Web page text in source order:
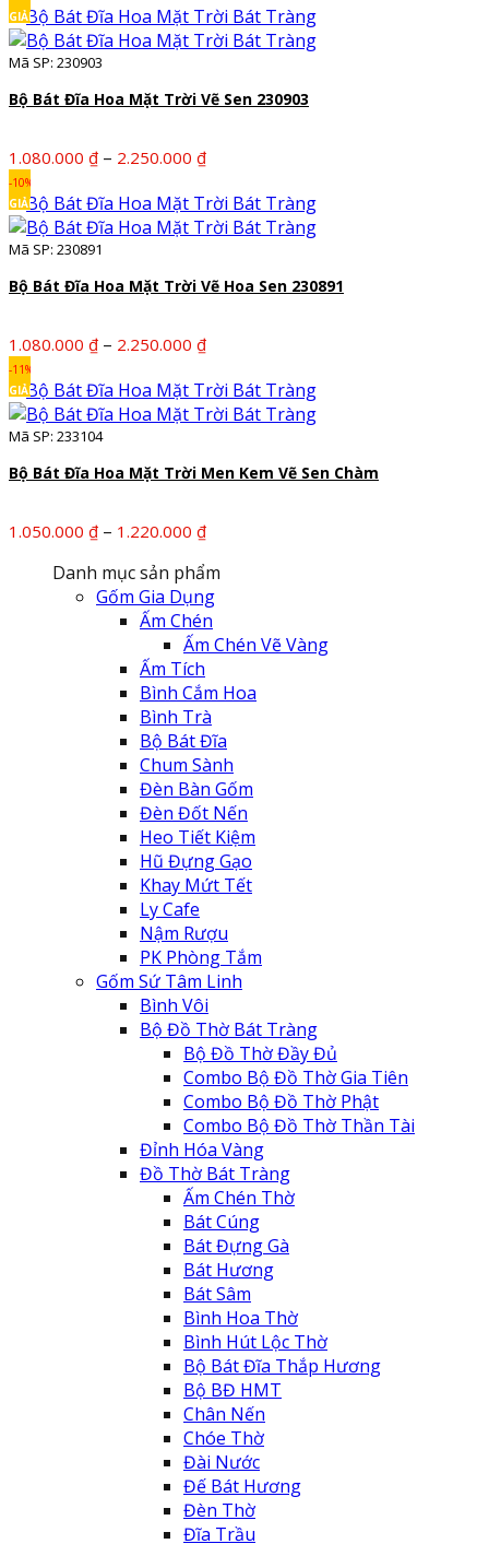
từ
1.050.000 ₫
2.220.000 ₫
GIẢM
Mã SP: 230903
Bộ Bát Đĩa Hoa Mặt Trời Vẽ Sen 230903
1.080.000 ₫ – 2.250.000 ₫Khoảng
từ
1.080.000 ₫
2.250.000 ₫
-10%
GIẢM
Mã SP: 230891
Bộ Bát Đĩa Hoa Mặt Trời Vẽ Hoa Sen 230891
1.080.000 ₫ – 2.250.000 ₫Khoảng
từ
1.080.000 ₫
2.250.000 ₫
-11%
GIẢM
Mã SP: 233104
Bộ Bát Đĩa Hoa Mặt Trời Men Kem Vẽ Sen Chàm
1.050.000 ₫ – 1.220.000 ₫Khoảng
từ
1.050.000 ₫
đến
1.220.000 ₫
Danh mục sản phẩm
Gốm Gia Dụng
Ấm Chén
Ấm Chén Vẽ Vàng
Ấm Tích
Bình Cắm Hoa
Bình Trà
Bộ Bát Đĩa
Chum Sành
Đèn Bàn Gốm
Đèn Đốt Nến
Heo Tiết Kiệm
Hũ Đựng Gạo
Khay Mứt Tết
Ly Cafe
Nậm Rượu
PK Phòng Tắm
Gốm Sứ Tâm Linh
Bình Vôi
Bộ Đồ Thờ Bát Tràng
Bộ Đồ Thờ Đầy Đủ
Combo Bộ Đồ Thờ Gia Tiên
Combo Bộ Đồ Thờ Phật
Combo Bộ Đồ Thờ Thần Tài
Đỉnh Hóa Vàng
Đồ Thờ Bát Tràng
Ấm Chén Thờ
Bát Cúng
Bát Đựng Gà
Bát Hương
Bát Sâm
Bình Hoa Thờ
Bình Hút Lộc Thờ
Bộ Bát Đĩa Thắp Hương
Bộ BĐ HMT
Chân Nến
Chóe Thờ
Đài Nước
Đế Bát Hương
Đèn Thờ
Đĩa Trầu